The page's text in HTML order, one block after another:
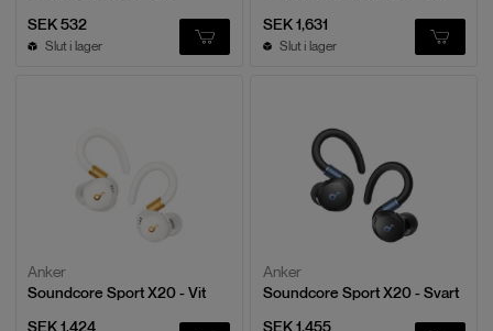
SEK 532
Slut i lager
SEK 1,631
Slut i lager
Anker
Soundcore Sport X20 - Vit
Anker
Soundcore Sport X20 - Svart